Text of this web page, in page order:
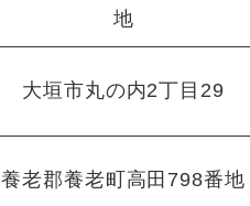
地
大垣市丸の内2丁目29
養老郡養老町高田798番地